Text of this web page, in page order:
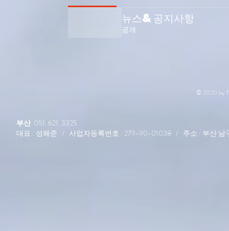
뉴스&공지사항
공개
© 2020 by
부산 051. 621. 3325
대표 : 성해준 / 사업자등록번호 : 279-90-01038 / 주소 : 부산